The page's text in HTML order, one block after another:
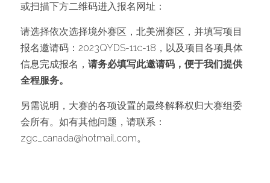
或扫描下方二维码进入报名网址：
请选择依次选择境外赛区，北美洲赛区，并填写项目
报名邀请码：2023QYDS-11c-18，以及项目各项具体
信息完成报名， 请务必填写此邀请码，便于我们提供
全程服务。
另需说明，大赛的各项设置的最终解释权归大赛组委
会所有。如有其他问题，请联系：
zgc_canada@hotmail.com。